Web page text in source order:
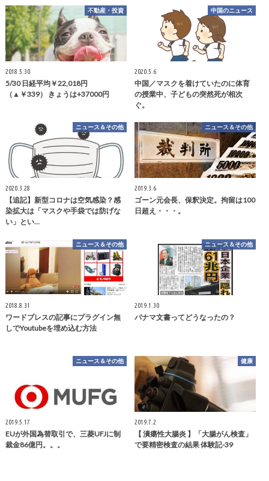
不動産・投資
2018.5.30
5/30 日経平均￥22,018円
（▲￥339） きょうは+37000円
中国のニュース
2020.5.6
中国／マスクを着けていたのに体育
の授業中、子どもの突然死が相次
ぐ。
ニュース＆その他
2020.3.28
【追記】新型コロナは空気感染？感
染拡大は「マスクや手袋では防げな
い」とい…
ニュース＆その他
2019.3.6
ゴーン元会長、保釈決定。拘留は100
日超え・・・。
ニュース＆その他
2018.8.31
ワードプレスの記事にプラグイン無
しでYoutubeを埋め込む方法
ニュース＆その他
2019.1.30
パナマ文書ってどうなったの？
ニュース＆その他
2019.5.17
EUが外国為替取引で、三菱UFJに制
裁金86億円。。。
健康
2019.7.2
【 潰瘍性大腸炎 】「大腸がん検査」
で要精密検査の結果 体験記-39